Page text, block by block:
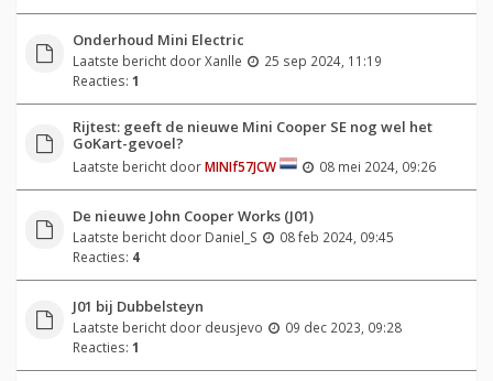
Onderhoud Mini Electric
Laatste bericht doorXanlle
25 sep 2024, 11:19
Reacties: 1
Rijtest: geeft de nieuwe Mini Cooper SE nog wel het
GoKart-gevoel?
Laatste bericht doorMINIf57JCW 08 mei 2024, 09:26
De nieuwe John Cooper Works (J01)
Laatste bericht door Daniel_S
08 feb 2024, 09:45
Reacties: 4
J01 bij Dubbelsteyn
Laatste bericht door deusjevo
09 dec 2023, 09:28
Reacties: 1